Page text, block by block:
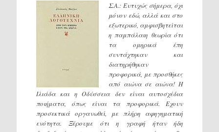
Σ.Α.: Ευτυχώς σήμερα, όχι
μόνον εδώ, αλλά και στο
εξωτερικό, αμφισβητείται
η παμπάλαιη θεωρία ότι
τα ομηρικά έπη
συντάχτηκαν και
διατηρήθηκαν
προφορικά, με προσθήκες
από αιώνα σε αιώνα! Η
Ιλιάδα και η Οδύσσεια δεν είναι αυτοσχέδια
ποιήματα, όπως είναι τα προφορικά. Εχουν
προσεκτικά οργανωθεί, με πλήρη αφηγηματική
ενότητα. Ξέρουμε ότι η γραφή ήταν ήδη